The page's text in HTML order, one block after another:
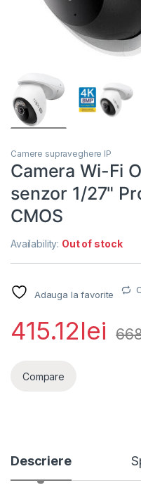
Camere supraveghere IP
Camera Wi-Fi
senzor 1/27"
CMOS
Availability: Out of stock
Adauga la favorite
415.12lei
Compare
Descriere